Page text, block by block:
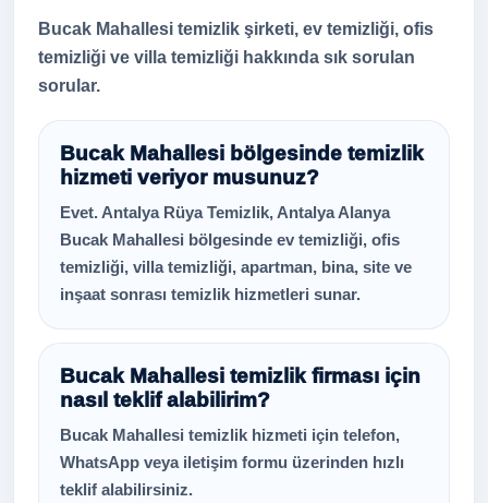
Bucak Mahallesi temizlik şirketi, ev temizliği, ofis
temizliği ve villa temizliği hakkında sık sorulan
sorular.
Bucak Mahallesi bölgesinde temizlik
hizmeti veriyor musunuz?
Evet. Antalya Rüya Temizlik, Antalya Alanya
Bucak Mahallesi bölgesinde ev temizliği, ofis
temizliği, villa temizliği, apartman, bina, site ve
inşaat sonrası temizlik hizmetleri sunar.
Bucak Mahallesi temizlik firması için
nasıl teklif alabilirim?
Bucak Mahallesi temizlik hizmeti için telefon,
WhatsApp veya iletişim formu üzerinden hızlı
teklif alabilirsiniz.